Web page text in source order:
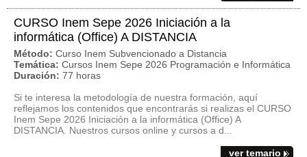
CURSO Inem Sepe 2026 Iniciación a la
informática (Office) A DISTANCIA
Método: Curso Inem Subvencionado a Distancia
Temática: Cursos Inem Sepe 2026 Programación e Informática
Duración: 77 horas
Si te interesa la metodología de nuestra formación, aquí
reflejamos los contenidos que encontrarás si realizas el CURSO
Inem Sepe 2026 Iniciación a la informática (Office) A
DISTANCIA. Nuestros cursos online y cursos a d...
ver temario